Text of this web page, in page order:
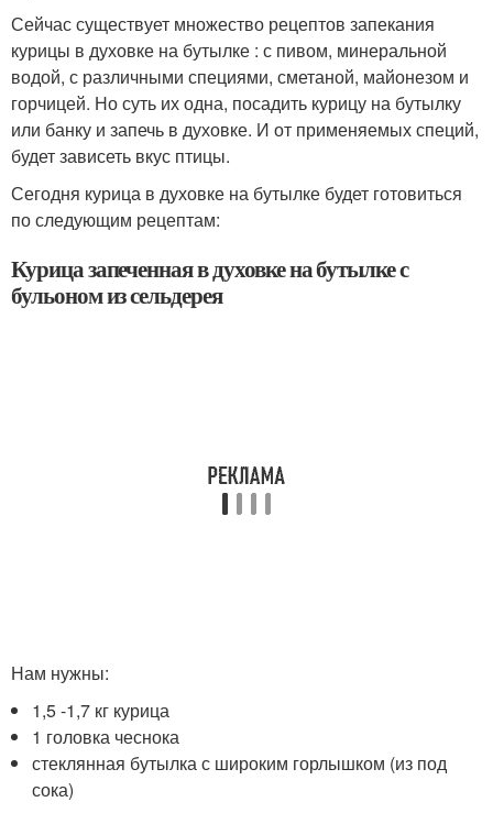
Сейчас существует множество рецептов запекания
курицы в духовке на бутылке : с пивом, минеральной
водой, с различными специями, сметаной, майонезом и
горчицей. Но суть их одна, посадить курицу на бутылку
или банку и запечь в духовке. И от применяемых специй,
будет зависеть вкус птицы.
Сегодня курица в духовке на бутылке будет готовиться
по следующим рецептам:
Курица запеченная в духовке на бутылке с
бульоном из сельдерея
Нам нужны:
1,5 -1,7 кг курица
1 головка чеснока
стеклянная бутылка с широким горлышком (из под
сока)